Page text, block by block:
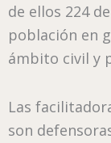
de ellos 224
población en
ámbito civil y
Las
son